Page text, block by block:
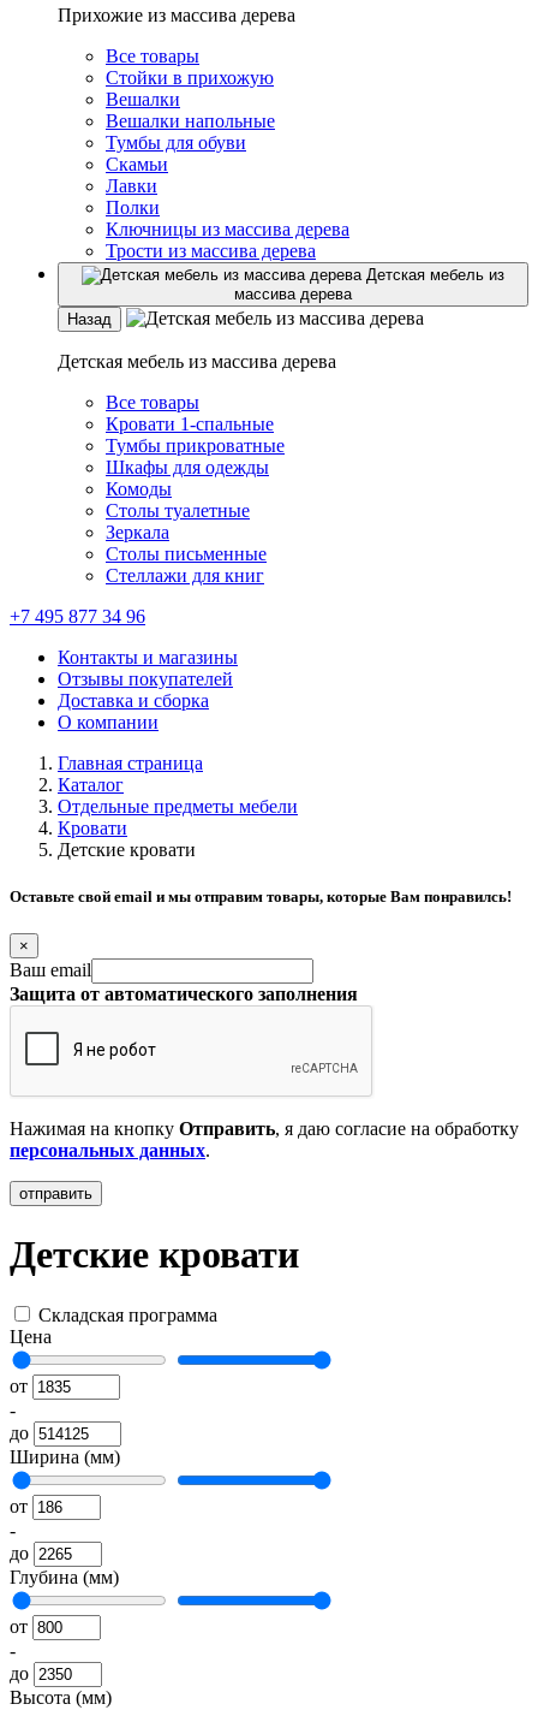
Прихожие из массива дерева
Все товары
Стойки в прихожую
Вешалки
Вешалки напольные
Тумбы для обуви
Скамьи
Лавки
Полки
Ключницы из массива дерева
Трости из массива дерева
Детская мебель из
массива дерева
Назад
Детская мебель из массива дерева
Все товары
Кровати 1-спальные
Тумбы прикроватные
Шкафы для одежды
Комоды
Столы туалетные
Зеркала
Столы письменные
Стеллажи для книг
+7 495 877 34 96
Контакты и магазины
Отзывы покупателей
Доставка и сборка
О компании
Главная страница
Каталог
Отдельные предметы мебели
Кровати
Детские кровати
Оставьте свой email и мы отправим товары, которые Вам понравилсь!
×
Ваш email
Защита от автоматического заполнения
Нажимая на кнопку Отправить, я даю согласие на обработку
персональных данных.
Детские кровати
Складская программа
Цена
от
-
до
Ширина (мм)
от
-
до
Глубина (мм)
от
-
до
Высота (мм)